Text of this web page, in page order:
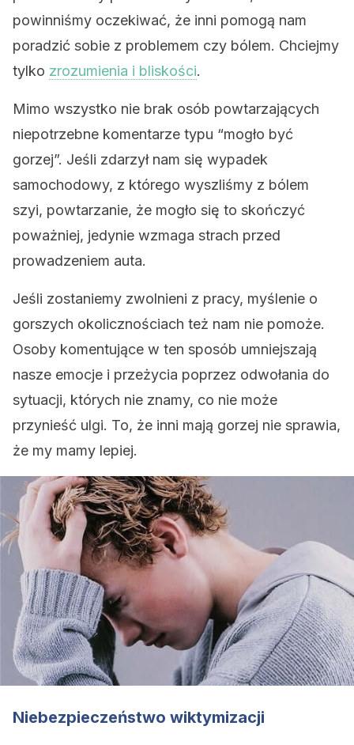
powinniśmy oczekiwać, że inni pomogą nam
poradzić sobie z problemem czy bólem. Chciejmy
tylko zrozumienia i bliskości.
Mimo wszystko nie brak osób powtarzających
niepotrzebne komentarze typu “mogło być
gorzej”. Jeśli zdarzył nam się wypadek
samochodowy, z którego wyszliśmy z bólem
szyi, powtarzanie, że mogło się to skończyć
poważniej, jedynie wzmaga strach przed
prowadzeniem auta.
Jeśli zostaniemy zwolnieni z pracy, myślenie o
gorszych okolicznościach też nam nie pomoże.
Osoby komentujące w ten sposób umniejszają
nasze emocje i przeżycia poprzez odwołania do
sytuacji, których nie znamy, co nie może
przynieść ulgi. To, że inni mają gorzej nie sprawia,
że my mamy lepiej.
Niebezpieczeństwo wiktymizacji